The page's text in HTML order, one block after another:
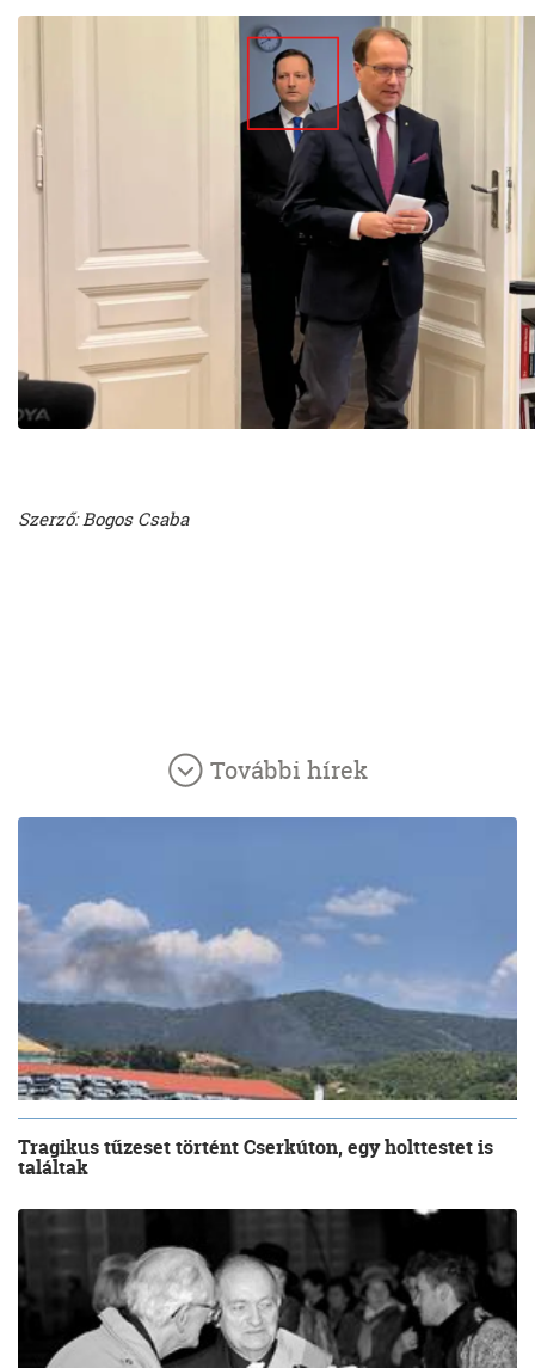
Szerző: Bogos Csaba
További hírek
Tragikus tűzeset történt Cserkúton, egy holttestet is
találtak